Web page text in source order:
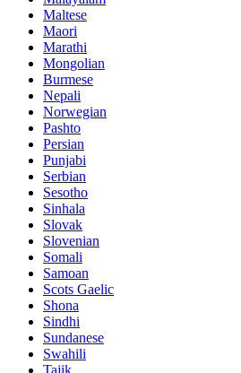
Maltese
Maori
Marathi
Mongolian
Burmese
Nepali
Norwegian
Pashto
Persian
Punjabi
Serbian
Sesotho
Sinhala
Slovak
Slovenian
Somali
Samoan
Scots Gaelic
Shona
Sindhi
Sundanese
Swahili
Tajik